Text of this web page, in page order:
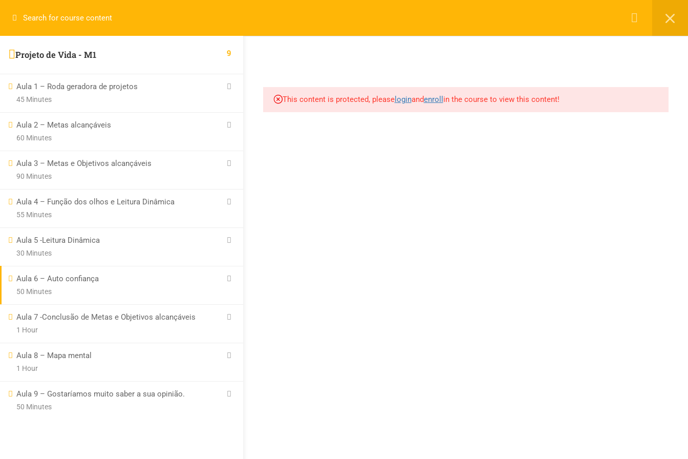
Login
Projeto de Vida - M1 9
Aula 1 – Roda geradora de projetos
45 Minutes
Aula 2 – Metas alcançáveis
60 Minutes
Aula 3 – Metas e Objetivos alcançáveis
90 Minutes
Aula 4 – Função dos olhos e Leitura Dinâmica
55 Minutes
Aula 5 -Leitura Dinâmica
30 Minutes
Aula 6 – Auto confiança
50 Minutes
Aula 7 -Conclusão de Metas e Objetivos alcançáveis
1 Hour
Aula 8 – Mapa mental
1 Hour
Aula 9 – Gostaríamos muito saber a sua opinião.
50 Minutes
This content is protected, pleaseloginandenroll in the course to view this content!
Call the modal with data-remodal-id="modal"